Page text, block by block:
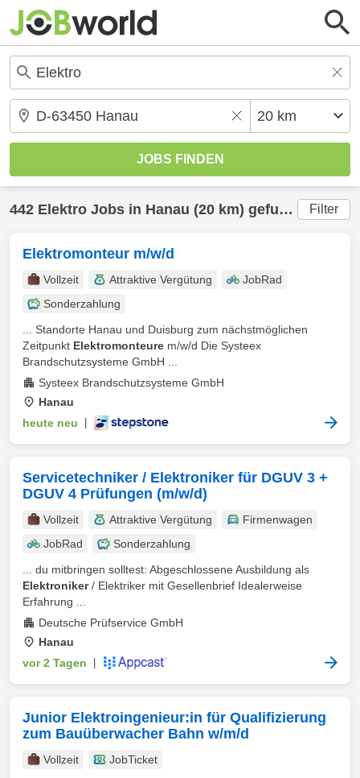
442 Elektro Jobs in Hanau (20 km) gefunden Filter
Elektromonteur m/w/d
Vollzeit Attraktive Vergütung
JobRad
Sonderzahlung
... Standorte Hanau und Duisburg zum nächstmöglichen
Zeitpunkt Elektromonteure m/w/d Die Systeex
Brandschutzsysteme GmbH ...
Systeex Brandschutzsysteme GmbH
Hanau
heute neu
Servicetechniker / Elektroniker für DGUV 3 +
DGUV 4 Prüfungen (m/w/d)
Vollzeit Attraktive Vergütung
Firmenwagen
JobRad
Sonderzahlung
... du mitbringen solltest: Abgeschlossene Ausbildung als
Elektroniker/ Elektriker mit Gesellenbrief Idealerweise
Erfahrung ...
Deutsche Prüfservice GmbH
Hanau
vor 2 Tagen
Junior Elektroingenieur:in für Qualifizierung
zum Bauüberwacher Bahn w/m/d
Vollzeit
JobTicket